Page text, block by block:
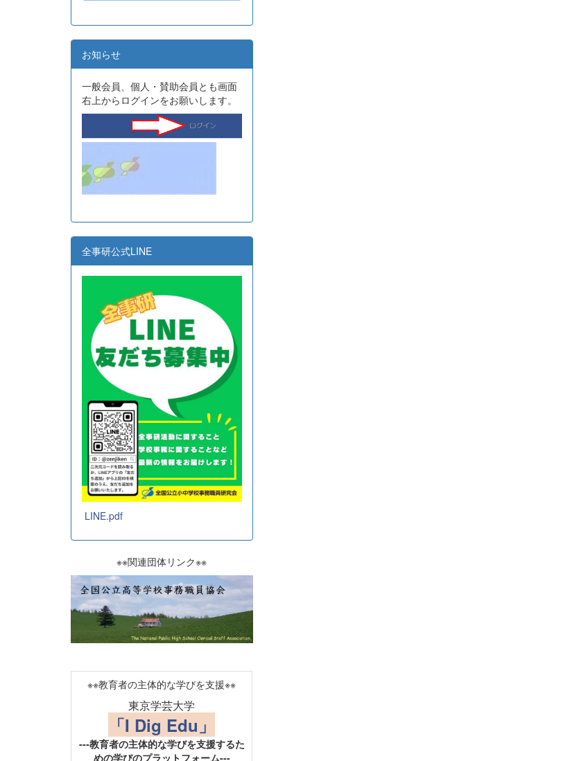
お知らせ
一般会員、個人・賛助会員とも画面
右上からログインをお願いします。
全事研公式LINE
LINE.pdf
※※関連団体リンク※※
※※教育者の主体的な学びを支援※※
東京学芸大学
「I Dig Edu」
---教育者の主体的な学びを支援するた
めの学びのプラットフォーム---